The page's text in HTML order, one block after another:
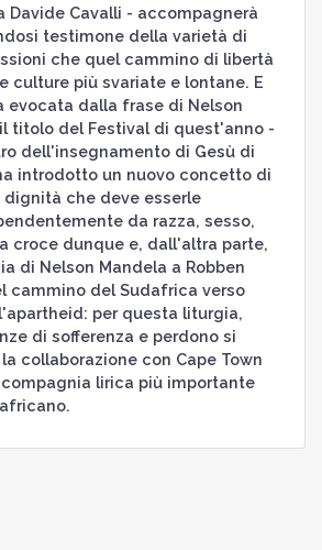
Davide Cavalli - accompagnerà
testimone della varietà di
che quel cammino di libertà
culture più svariate e lontane. E
evocata dalla frase di Nelson
titolo del Festival di quest'anno -
dell'insegnamento di Gesù di
introdotto un nuovo concetto di
dignità che deve esserle
da razza, sesso,
croce dunque e, dall'altra parte,
di Nelson Mandela a Robben
cammino del Sudafrica verso
per questa liturgia,
di sofferenza e perdono si
collaborazione con Cape Town
compagnia lirica più importante